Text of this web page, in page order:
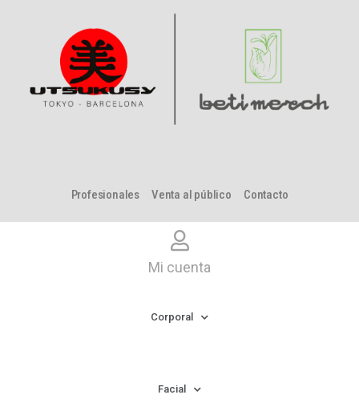
Profesionales Venta al público Contacto
Mi cuenta
Corporal
Facial